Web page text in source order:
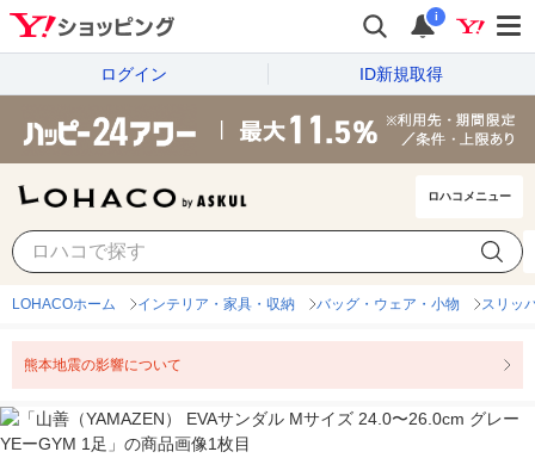
i
ログイン ID新規取得
ロハコメニュー
LOHACOホーム インテリア・家具・収納 バッグ・ウェア・小物 スリッ
熊本地震の影響について